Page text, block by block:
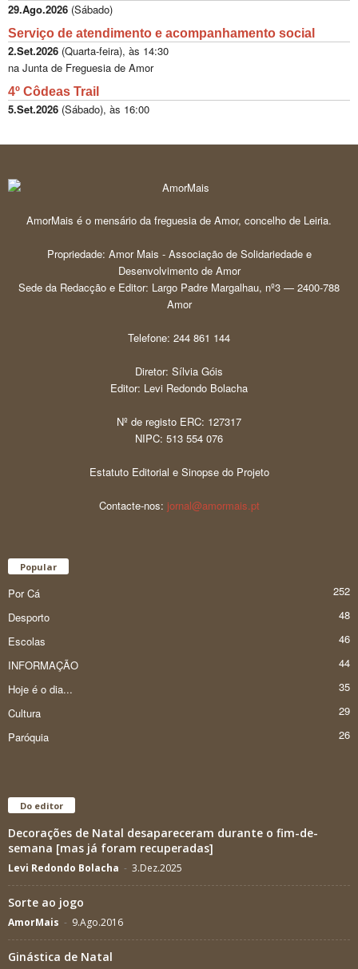
29.Ago.2026 (Sábado)
Serviço de atendimento e acompanhamento social
2.Set.2026 (Quarta-feira), às 14:30
na Junta de Freguesia de Amor
4º Côdeas Trail
5.Set.2026 (Sábado), às 16:00
AmorMais é o mensário da freguesia de Amor, concelho de Leiria.
Propriedade: Amor Mais - Associação de Solidariedade e
Desenvolvimento de Amor
Sede da Redacção e Editor: Largo Padre Margalhau, nº3 — 2400-788
Amor
Telefone: 244 861 144
Diretor: Sílvia Góis
Editor: Levi Redondo Bolacha
Nº de registo ERC: 127317
NIPC: 513 554 076
Estatuto Editorial e Sinopse do Projeto
Contacte-nos: jornal@amormais.pt
Popular
Por Cá
252
Desporto
48
Escolas
46
INFORMAÇÃO
44
Hoje é o dia...
35
Cultura
29
Paróquia
26
Do editor
Decorações de Natal desapareceram durante o fim-de-
semana [mas já foram recuperadas]
Levi Redondo Bolacha - 3.Dez.2025
Sorte ao jogo
AmorMais - 9.Ago.2016
Ginástica de Natal